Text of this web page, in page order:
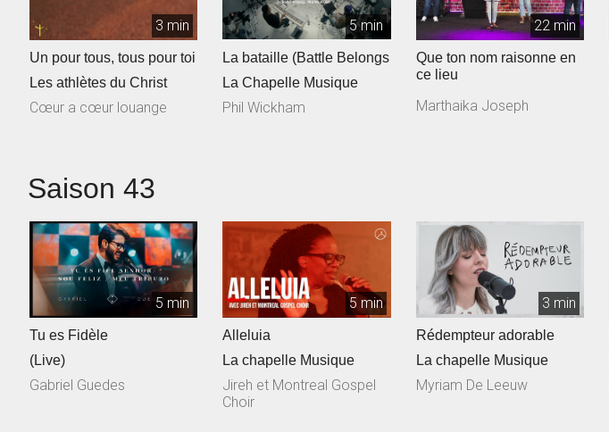
3 min
Un pour tous, tous pour toi
Les athlètes du Christ
Cœur a cœur louange
5 min
La bataille (Battle Belongs
La Chapelle Musique
Phil Wickham
22 min
Que ton nom raisonne en
ce lieu
Marthaika Joseph
Saison 43
5 min
Tu es Fidèle
(Live)
Gabriel Guedes
5 min
Alleluia
La chapelle Musique
Jireh et Montreal Gospel
Choir
3 min
Rédempteur adorable
La chapelle Musique
Myriam De Leeuw